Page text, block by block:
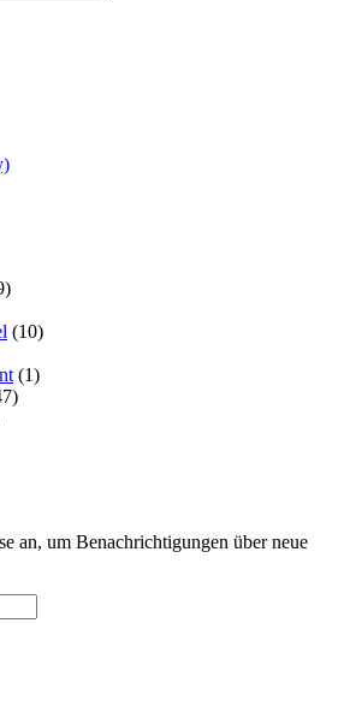
(10)
(1)
an, um Benachrichtigungen über neue